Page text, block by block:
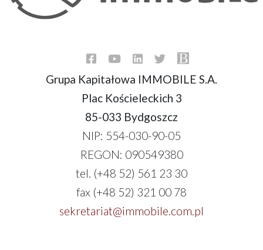
Grupa Kapitałowa IMMOBILE S.A.
Plac Kościeleckich 3
85-033 Bydgoszcz
NIP: 554-030-90-05
REGON: 090549380
tel. (+48 52) 561 23 30
fax (+48 52) 321 00 78
sekretariat@immobile.com.pl